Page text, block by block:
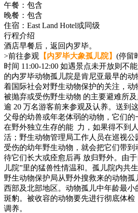
午餐： 包含
晚餐： 包含
住宿： East Land Hotel或同级
行程介绍
酒店早餐后，返回内罗毕。
>前往参观 【内罗毕大象孤儿院】 (停留
时间 11:00-12:00 如遇景点未开放则不
的内罗毕动物孤儿院是肯尼亚最早的
着国际社会对野生动物保护的关注，动
被抛弃或受伤野生动物 的主要避难所及
逾 20 万名游客前来参观及认养。送到
父母的幼兽或年老体弱的动物，它们的
在野外独立生存的能 力，如果得不到
活；野生动物管理局工作人员在巡视公
受伤的幼年野生动物，就会把它们带到
待它们长大或痊愈后再 放归野外。由
儿院”里的猛兽性情温和。孤儿院内共
野生动物保护局从野外搜救来的动物孤
西部及北部地区。动物孤儿中年龄最
斑豹。被收容的动物要先进行彻底体检
调养。